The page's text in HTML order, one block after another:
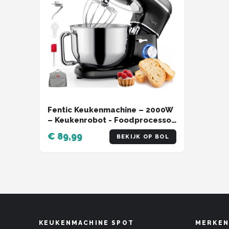
Fentic Keukenmachine – 2000W
– Keukenrobot - Foodprocessor
- 6,2L Mengkom – Incl.
Beschermhoes en extra
Accessoires – Zwart
€ 89,99 BEKIJK OP BOL
KEUKENMACHINE SPOT MERKEN